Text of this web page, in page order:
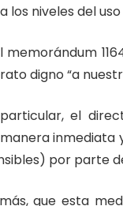
los niveles del
memorándum
digno “a
el
inmediata
por parte
que esta